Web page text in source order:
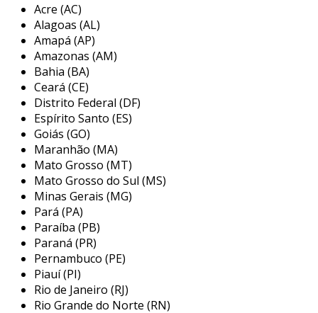
tamanhos e espessuras, permitindo atender a
diversas necessidades. além disso, existem
algumas características que as tornam
indispensáveis:
variedade de materiais
geralmente em polietileno, essas sacolas
são duráveis e resistentes à umidade.
fácil manuseio
facilmente dispensadas, facilitando a
embalagem de produtos em alta escala.
customização
: podem ser impressas com
logotipos e designs, aumentando a
visibilidade da marca.
principais benefícios
entre os benefícios das bobinas de sacola
Acre (AC)
Alagoas (AL)
Amapá (AP)
Amazonas (AM)
Bahia (BA)
Ceará (CE)
Distrito Federal (DF)
Espírito Santo (ES)
Goiás (GO)
Maranhão (MA)
Mato Grosso (MT)
Mato Grosso do Sul (MS)
Minas Gerais (MG)
Pará (PA)
Paraíba (PB)
Paraná (PR)
Pernambuco (PE)
Piauí (PI)
Rio de Janeiro (RJ)
Rio Grande do Norte (RN)